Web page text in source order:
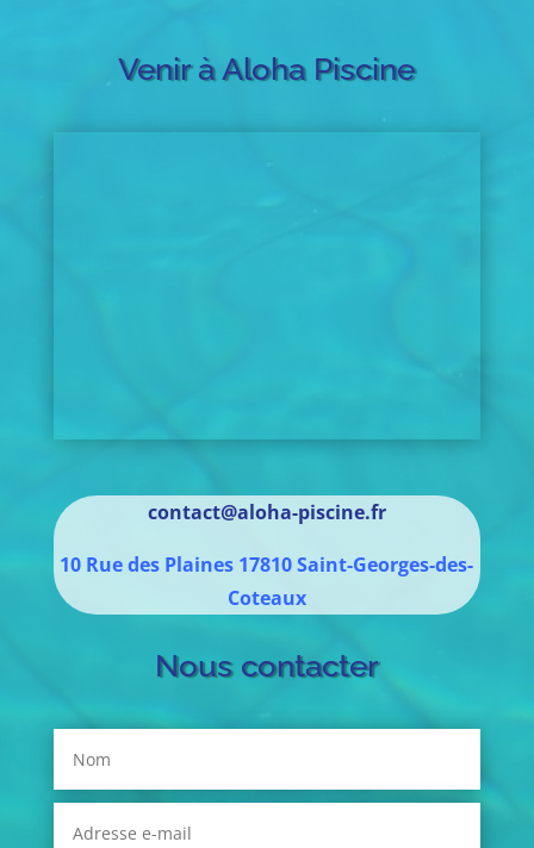
Venir à Aloha Piscine
contact@aloha-piscine.fr
10 Rue des Plaines 17810Saint-Georges-des-
Coteaux
Nous contacter